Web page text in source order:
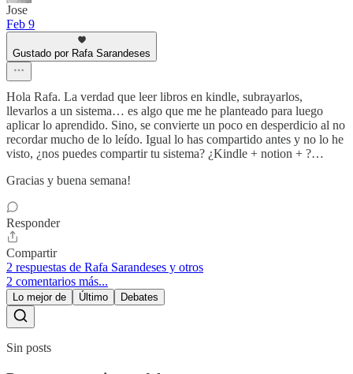
Jose
Feb 9
Gustado por Rafa Sarandeses
Hola Rafa. La verdad que leer libros en kindle, subrayarlos,
llevarlos a un sistema… es algo que me he planteado para luego
aplicar lo aprendido. Sino, se convierte un poco en desperdicio al no
recordar mucho de lo leído. Igual lo has compartido antes y no lo he
visto, ¿nos puedes compartir tu sistema? ¿Kindle + notion + ?…
Gracias y buena semana!
Responder
Compartir
2 respuestas de Rafa Sarandeses y otros
2 comentarios más...
Lo mejor de Último Debates
Sin posts